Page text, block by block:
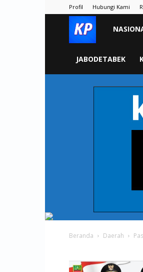
Profil Hubungi Kami
KORAN
PELITA
JABODETABEK
Beranda Daerah